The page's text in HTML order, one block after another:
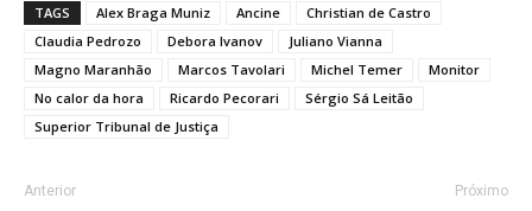
TAGS Alex Braga Muniz Ancine
Christian de Castro
Claudia Pedrozo
Debora Ivanov
Juliano Vianna
Magno Maranhão
Marcos Tavolari Michel Temer
Monitor
No calor da hora
Ricardo Pecorari
Sérgio Sá Leitão
Superior Tribunal de Justiça
Anterior Próximo